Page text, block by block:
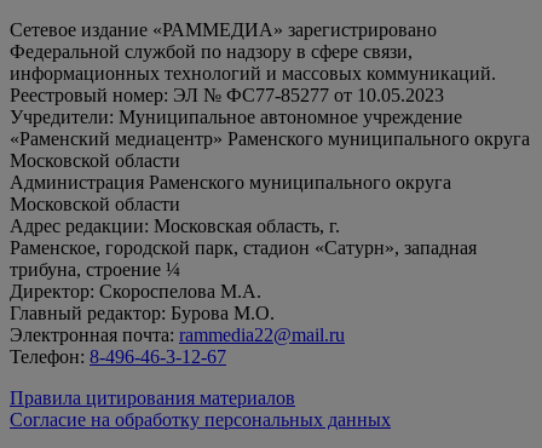
Сетевое издание «РАММЕДИА» зарегистрировано
Федеральной службой по надзору в сфере связи,
информационных технологий и массовых коммуникаций.
Реестровый номер: ЭЛ № ФС77-85277 от 10.05.2023
Учредители: Муниципальное автономное учреждение
«Раменский медиацентр» Раменского муниципального округа
Московской области
Администрация Раменского муниципального округа
Московской области
Адрес редакции: Московская область, г.
Раменское, городской парк, стадион «Сатурн», западная
трибуна, строение ¼
Директор: Скороспелова М.А.
Главный редактор: Бурова М.О.
Электронная почта: rammedia22@mail.ru
Телефон: 8-496-46-3-12-67
Правила цитирования материалов
Согласие на обработку персональных данных